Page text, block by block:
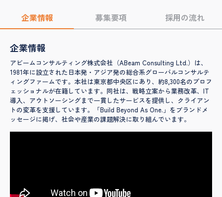
企業情報 募集要項 採用の流れ
企業情報
アビームコンサルティング株式会社（ABeam Consulting Ltd.）は、
1981年に設立された日本発・アジア発の総合系グローバルコンサルテ
ィングファームです。本社は東京都中央区にあり、約8,300名のプロフ
ェッショナルが在籍しています。同社は、戦略立案から業務改革、IT
導入、アウトソーシングまで一貫したサービスを提供し、クライアン
トの変革を支援しています。「Build Beyond As One.」をブランドメ
ッセージに掲げ、社会や産業の課題解決に取り組んでいます。